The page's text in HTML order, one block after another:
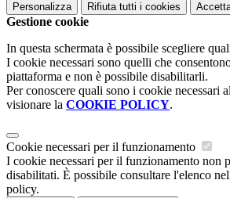
Personalizza Rifiuta tutti i cookies
Gestione cookie
In questa schermata è possibile scegliere
I cookie necessari sono quelli che
piattaforma e non è possibile disabilitarli.
Per conoscere quali sono i cookie necessari
visionare la COOKIE POLICY.
Cookie necessari per il funzionamento
I cookie necessari per il funzionamento non
disabilitati. È possibile consultare l'elenco
policy.